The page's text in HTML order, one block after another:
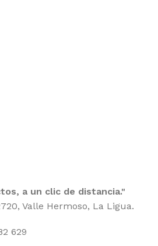
a un clic de distancia."
Valle Hermoso, La Ligua.
629